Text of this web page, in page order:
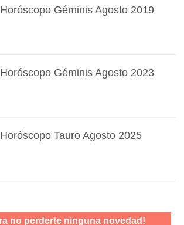
Horóscopo Géminis Agosto 2019
Horóscopo Géminis Agosto 2023
Horóscopo Tauro Agosto 2025